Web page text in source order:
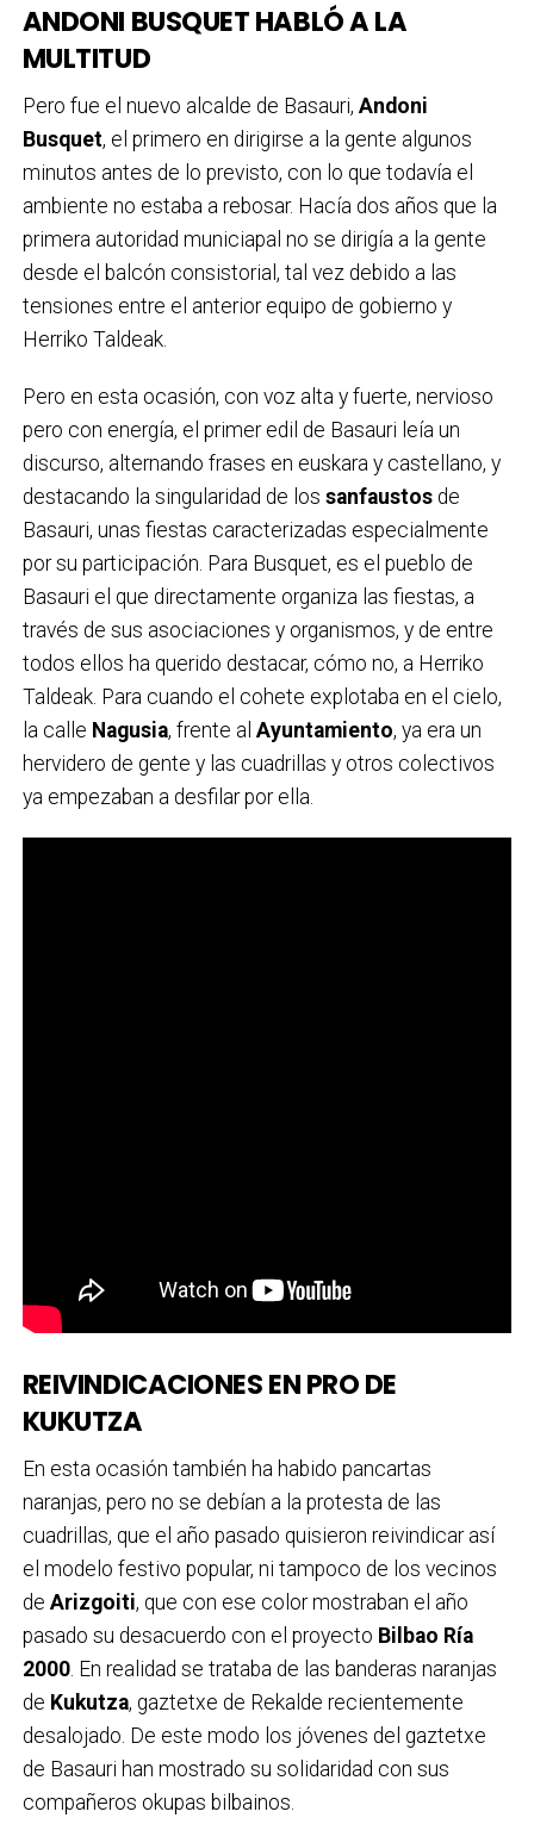
ANDONI BUSQUET HABLÓA LA
MULTITUD
Pero fue el nuevo alcalde de Basauri, Andoni
Busquet, el primero en dirigirse a la gente algunos
minutos antes de lo previsto, con lo que todavía el
ambiente no estaba a rebosar. Hacía dos años que la
primera autoridad municiapal no se dirigía a la gente
desde el balcón consistorial, tal vez debido a las
tensiones entre el anterior equipo de gobierno y
Herriko Taldeak.
Pero en esta ocasión, con voz alta y fuerte, nervioso
pero con energía, el primer edil de Basauri leía un
discurso, alternando frases en euskara y castellano, y
destacando la singularidad de los sanfaustosde
Basauri, unas fiestas caracterizadas especialmente
por su participación. Para Busquet, es el pueblo de
Basauri el que directamente organiza las fiestas, a
través de sus asociaciones y organismos, y de entre
todos ellos ha querido destacar, cómo no, a Herriko
Taldeak. Para cuando el cohete explotaba en el cielo,
la calle Nagusia, frente al Ayuntamiento, ya era un
hervidero de gente y las cuadrillas y otros colectivos
ya empezaban a desfilar por ella.
REIVINDICACIONES EN PRO DE
KUKUTZA
En esta ocasión también ha habido pancartas
naranjas, pero no se debían a la protesta de las
cuadrillas, que el año pasado quisieron reivindicar así
el modelo festivo popular, ni tampoco de los vecinos
de Arizgoiti, que con ese color mostraban el año
pasado su desacuerdo con el proyecto Bilbao Ría
2000. En realidad se trataba de las banderas naranjas
de Kukutza, gaztetxe de Rekalde recientemente
desalojado. De este modo los jóvenes del gaztetxe
de Basauri han mostrado su solidaridad con sus
compañeros okupas bilbainos.